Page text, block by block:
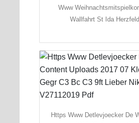
Www
Wallfahrt St Ida
Https Www Detlevjoecker De